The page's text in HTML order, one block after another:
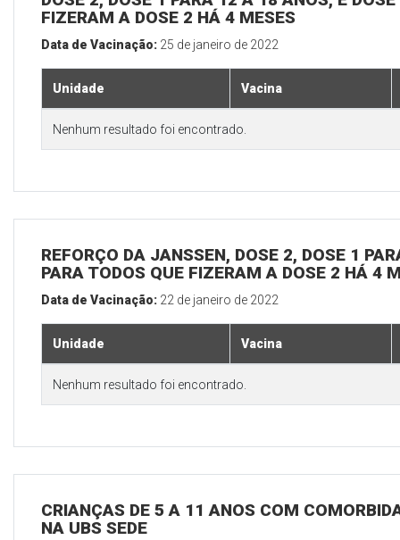
FIZERAM A DOSE 2 HÁ 4 MESES
Data de Vacinação: 25 de janeiro de 2022
Unidade Vacina
Nenhum resultado foi encontrado.
REFORÇO DA JANSSEN, DOSE 2, DOSE 1
PARA TODOS QUE FIZERAM A DOSE 2 HÁ 4
Data de Vacinação: 22 de janeiro de 2022
Unidade Vacina
Nenhum resultado foi encontrado.
CRIANÇAS DE 5 A 11 ANOS COM
NA UBS SEDE